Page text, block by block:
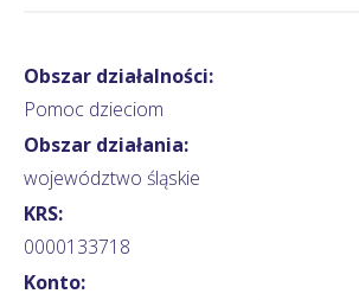
Obszar działalności:
Pomoc dzieciom
Obszar działania:
województwo śląskie
KRS:
0000133718
Konto: